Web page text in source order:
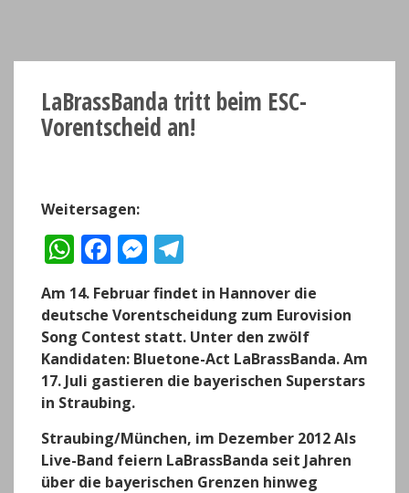
LaBrassBanda tritt beim ESC-
Vorentscheid an!
Weitersagen:
W
h
a
ts
A
p
p
F
a
c
e
b
o
o
k
M
e
ss
e
n
g
er
el
e
g
r
a
m
Am 14. Februar findet in Hannover die
deutsche Vorentscheidung zum Eurovision
Song Contest statt. Unter den zwölf
Kandidaten: Bluetone-Act LaBrassBanda. Am
17. Juli gastieren die bayerischen Superstars
in Straubing.
Straubing/München, im Dezember 2012Als
Live-Band feiern LaBrassBanda seit Jahren
über die bayerischen Grenzen hinweg